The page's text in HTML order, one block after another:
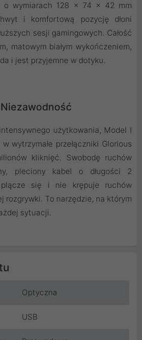
o wymiarach 128 x 74 x 42 mm
i komfortową pozycję dłoni
sesji gamingowych. Całość
matowym białym wykończeniem,
i jest przyjemne w dotyku.
użytkowania, Model I
wytrzymałe przełączniki Glorious
kliknięć. Swobodę ruchów
pleciony kabel o długości 2
się i nie krępuje ruchów
rozgrywki. To narzędzie, na którym
sytuacji.
Optyczna
USB